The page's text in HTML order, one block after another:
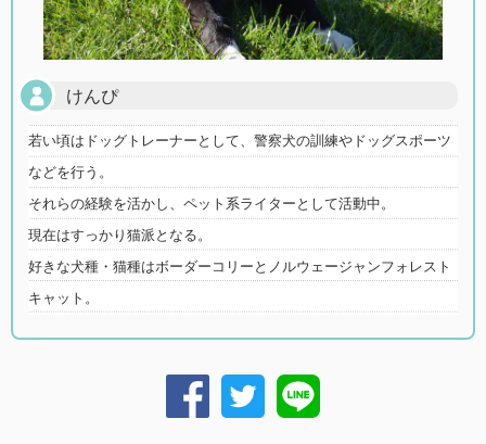
けんぴ
若い頃はドッグトレーナーとして、警察犬の訓練やドッグスポーツ
などを行う。
それらの経験を活かし、ペット系ライターとして活動中。
現在はすっかり猫派となる。
好きな犬種・猫種はボーダーコリーとノルウェージャンフォレスト
キャット。